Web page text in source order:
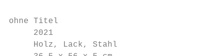
ohne Titel
     2021
     Holz, Lack, Stahl